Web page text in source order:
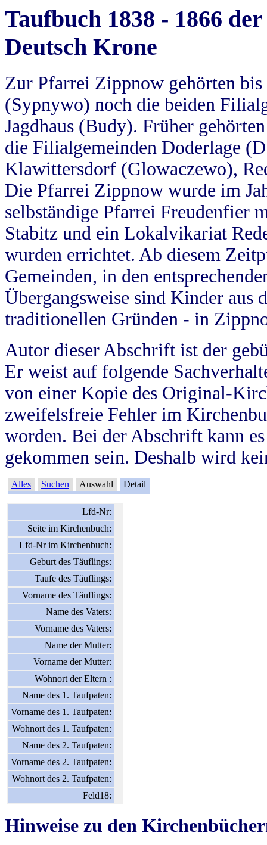
Taufbuch 1838 - 1866
Deutsch Krone
Zur Pfarrei Zippnow gehörten
(Sypnywo) noch die beiden
Jagdhaus (Budy). Früher
die Filialgemeinden Doderlage
Klawittersdorf (Glowaczewo),
Die Pfarrei Zippnow wurde im
selbständige Pfarrei Freudenfier
Stabitz und ein Lokalvikariat
wurden errichtet. Ab diesem
Gemeinden, in den
Übergangsweise sind Kinder aus
traditionellen Gründen - in
Autor dieser Abschrift ist der
Er weist auf folgende
von einer Kopie des Original-
zweifelsfreie Fehler im
worden. Bei der Abschrift kann
gekommen sein. Deshalb wird
Alles Suchen Auswahl Detail
Lfd-Nr:
Seite im Kirchenbuch:
Lfd-Nr im Kirchenbuch:
Geburt des Täuflings:
Taufe des Täuflings:
Vorname des Täuflings:
Name des Vaters:
Vorname des Vaters:
Name der Mutter:
Vorname der Mutter:
Wohnort der Eltern :
Name des 1. Taufpaten:
Vorname des 1. Taufpaten:
Wohnort des 1. Taufpaten:
Name des 2. Taufpaten:
Vorname des 2. Taufpaten:
Wohnort des 2. Taufpaten:
Feld18:
Hinweise zu den